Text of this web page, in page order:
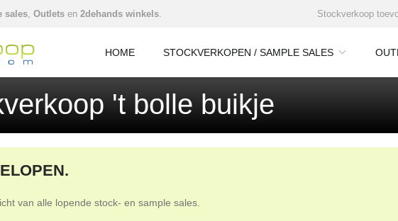
sales, Outlets en 2dehands winkels. Stockverkoop
HOME STOCKVERKOPEN / SAMPLE SALES
't bolle buikje
van alle lopende stock- en sample sales.